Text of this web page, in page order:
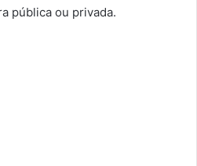
pública ou privada.